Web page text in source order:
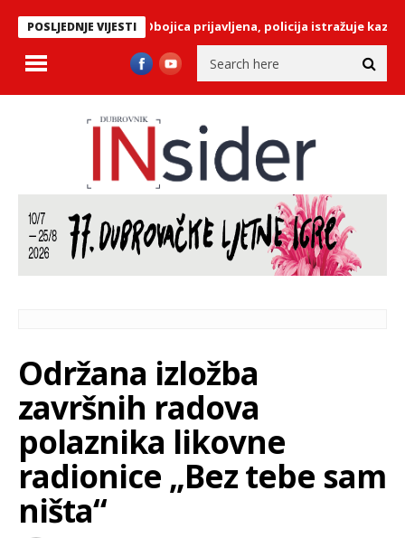
POSLJEDNJE VIJESTI
NA PILAMA: Obojica prijavljena, policija istražuje kazneno
Održana izložba
završnih radova
polaznika likovne
radionice „Bez tebe sam
ništa“